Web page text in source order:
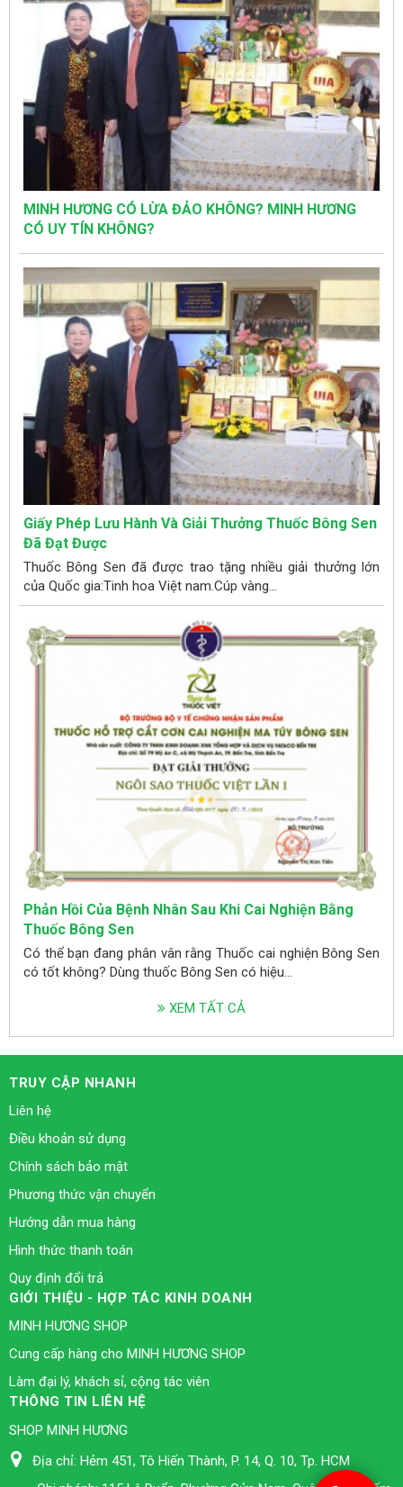
MINH HƯƠNG CÓ LỪA ĐẢO KHÔNG? MINH HƯƠNG
CÓ UY TÍN KHÔNG?
Giấy Phép Lưu Hành Và Giải Thưởng Thuốc Bông Sen
Đã Đạt Được
Thuốc Bông Sen đã được trao tặng nhiều giải thưởng lớn
của Quốc gia:Tinh hoa Việt nam.Cúp vàng...
Phản Hồi Của Bệnh Nhân Sau Khi Cai Nghiện Bằng
Thuốc Bông Sen
Có thể bạn đang phân vân rằng Thuốc cai nghiện Bông Sen
có tốt không? Dùng thuốc Bông Sen có hiệu...
XEM TẤT CẢ
TRUY CẬP NHANH
Liên hệ
Điều khoản sử dụng
Chính sách bảo mật
Phương thức vận chuyển
Hướng dẫn mua hàng
Hình thức thanh toán
Quy định đổi trả
GIỚI THIỆU - HỢP TÁC KINH DOANH
MINH HƯƠNG SHOP
Cung cấp hàng cho MINH HƯƠNG SHOP
Làm đại lý, khách sỉ, cộng tác viên
THÔNG TIN LIÊN HỆ
SHOP MINH HƯƠNG
Địa chỉ: Hẻm 451, Tô Hiến Thành, P. 14, Q. 10, Tp. HCM